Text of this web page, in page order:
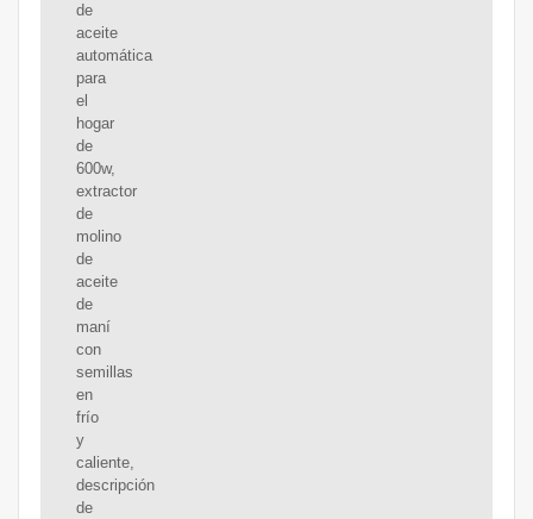
de
aceite
automática
para
el
hogar
de
600w,
extractor
de
molino
de
aceite
de
maní
con
semillas
en
frío
y
caliente,
descripción
de